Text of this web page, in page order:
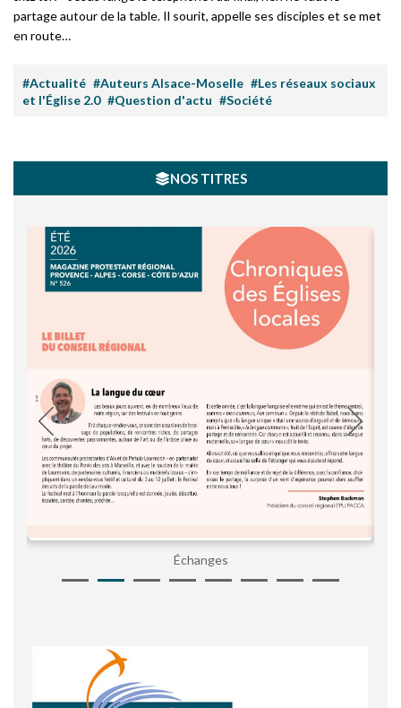
partage autour de la table. Il sourit, appelle ses disciples et se met
en route…
#Actualité #Auteurs Alsace-Moselle #Les réseaux sociaux
et l'Église 2.0 #Question d'actu #Société
NOS TITRES
Échanges